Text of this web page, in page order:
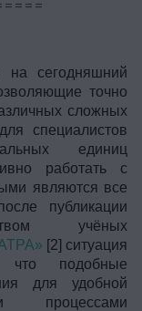
на сегодняшний
точно
сложных
специалистов
единиц
работать с
являются все
публикации
учёных
[2] ситуация
что подобные
для удобной
процессами